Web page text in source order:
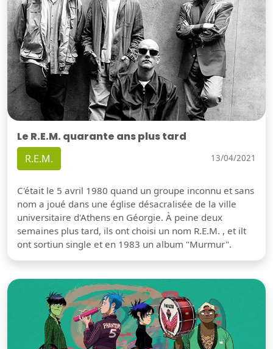
Le R.E.M. quarante ans plus tard
R.E.M. 13/04/2021
C'était le 5 avril 1980 quand un groupe inconnu et sans
nom a joué dans une église désacralisée de la ville
universitaire d'Athens en Géorgie. À peine deux
semaines plus tard, ils ont choisi un nom R.E.M. , et ilt
ont sortiun single et en 1983 un album "Murmur".